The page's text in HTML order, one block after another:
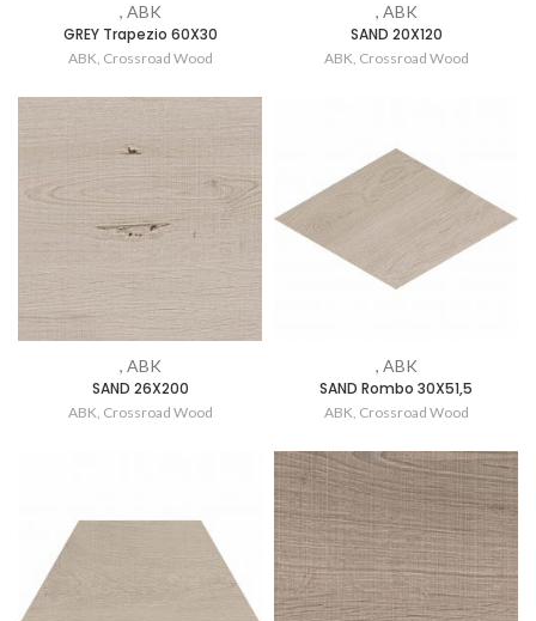
, ABK
GREY Trapezio 60X30
ABK, Crossroad Wood
, ABK
SAND 20X120
ABK, Crossroad Wood
, ABK
SAND 26X200
ABK, Crossroad Wood
, ABK
SAND Rombo 30X51,5
ABK, Crossroad Wood